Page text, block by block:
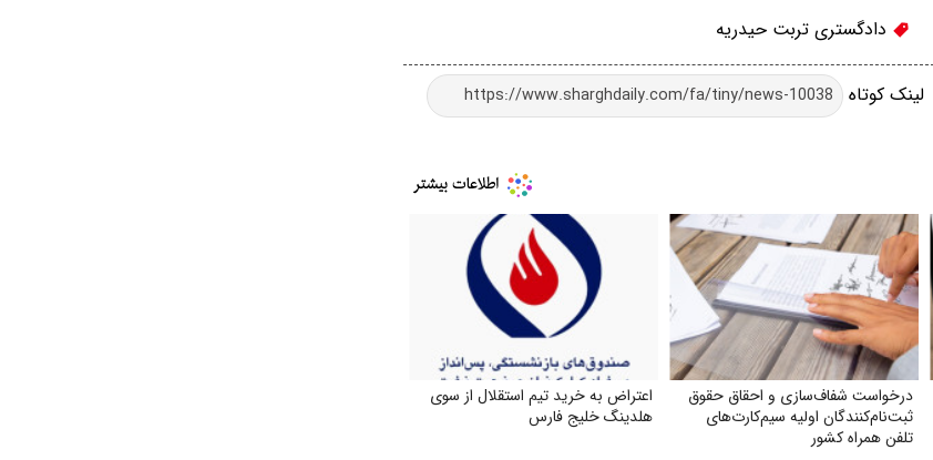
دادگستری تربت حیدریه
لینک کوتاه
درخواست شفاف‌سازی و احقاق حقوق
ثبت‌نام‌کنندگان اولیه سیم‌کارت‌های
تلفن همراه کشور
اعتراض به خرید تیم استقلال از سوی
هلدینگ خلیج فارس